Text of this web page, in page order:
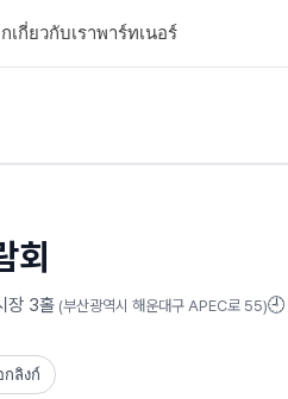
เกี่ยวกับเราพาร์ทเนอร์
회
장 3홀 (부산광역시 해운대구 APEC로 55)🕘
ลิงก์